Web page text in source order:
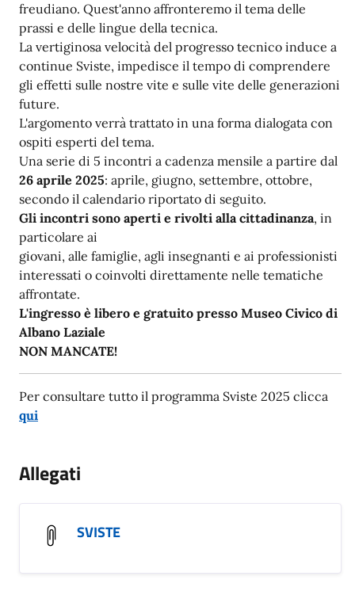
freudiano. Quest'anno affronteremo il tema delle
prassi e delle lingue della tecnica.
La vertiginosa velocità del progresso tecnico induce a
continue Sviste, impedisce il tempo di comprendere
gli effetti sulle nostre vite e sulle vite delle generazioni
future.
L'argomento verrà trattato in una forma dialogata con
ospiti esperti del tema.
Una serie di 5 incontri a cadenza mensile a partire dal
26 aprile 2025: aprile, giugno, settembre, ottobre,
secondo il calendario riportato di seguito.
Gli incontri sono aperti e rivolti alla cittadinanza, in
particolare ai
giovani, alle famiglie, agli insegnanti e ai professionisti
interessati o coinvolti direttamente nelle tematiche
affrontate.
L'ingresso è libero e gratuito presso Museo Civico di
Albano Laziale
NON MANCATE!
Per consultare tutto il programma Sviste 2025 clicca
qui
Allegati
SVISTE